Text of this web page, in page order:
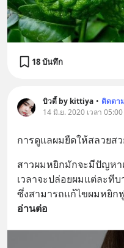
18 บันทึก
บิวตี้ by kittiya • ติดตา
14 มิ.ย. 2020 เวลา
การดูแลผมยืดให้สลวยสว
สาวผมหยิกมักจะมีปัญหา
เวลาจะปล่อยผมแต่ละทีบ
ซึ่งสามารถแก้ไขผมหยิก
อ่านต่อ